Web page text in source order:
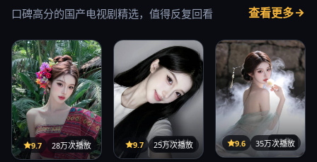
口碑高分的国产电视剧精选，值得反复回看 查看更多
33集
9.7 28万次播放 107分钟
9.7 25万次播放 32集
9.6 35万次播放